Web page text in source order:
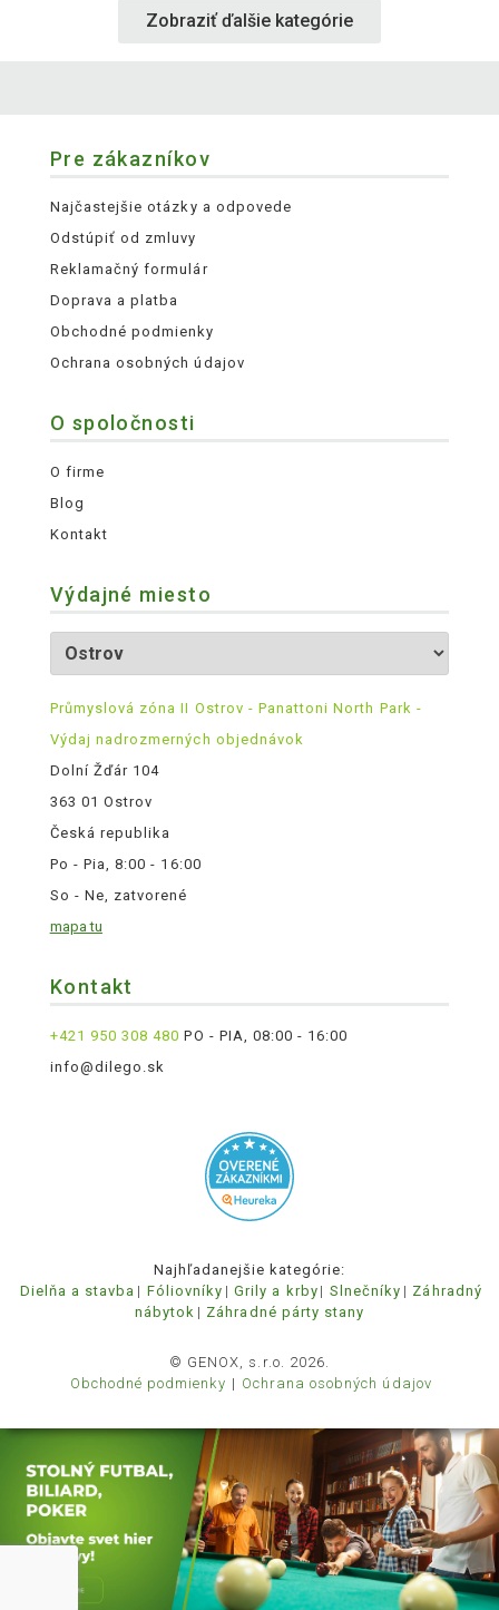
Zobraziť ďalšie kategórie
Pre zákazníkov
Najčastejšie otázky a odpovede
Odstúpiť od zmluvy
Reklamačný formulár
Doprava a platba
Obchodné podmienky
Ochrana osobných údajov
O spoločnosti
O firme
Blog
Kontakt
Výdajné miesto
Průmyslová zóna II Ostrov - Panattoni North Park -
Výdaj nadrozmerných objednávok
Dolní Žďár 104
363 01 Ostrov
Česká republika
Po - Pia, 8:00 - 16:00
So - Ne, zatvorené
mapa tu
Kontakt
+421 950 308 480 PO - PIA, 08:00 - 16:00
info@dilego.sk
Najhľadanejšie kategórie:
Dielňa a stavba
Fóliovníky Grily a krby Slnečníky
Záhradný
nábytok
Záhradné párty stany
© GENOX, s.r.o. 2026.
Obchodné podmienky
Ochrana osobných údajov